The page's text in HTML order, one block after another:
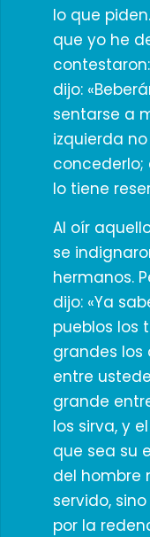
lo que
que yo he
dijo:
sentarse a
izquierda
concederlo;
lo tiene
Al oír
se
hermanos.
dijo: «Ya
pueblos los
grandes los
entre
grande
los sirva, y
que sea su
del hombre
servido,
por la